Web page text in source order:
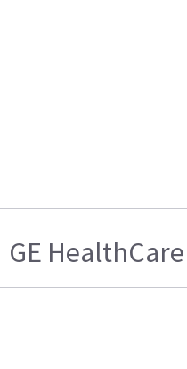
GE HealthCare